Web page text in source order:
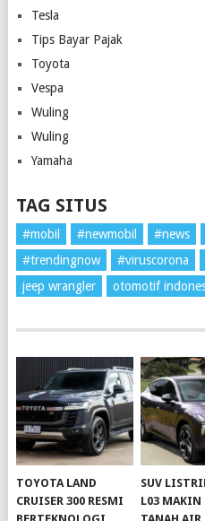
Tesla
Tips Bayar Pajak
Toyota
Vespa
Wuling
Wuling
Yamaha
TAG SITUS
#mobil #newmobil #news
#trendingnow
#viruscorona
jeep wrangler
otomotif
TOYOTA LAND
CRUISER 300 RESMI
SUV
L03 MAKIN